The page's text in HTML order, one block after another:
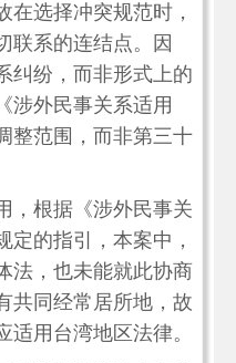
在选择冲突规范时，
联系的连结点。因
纠纷，而非形式上的
涉外民事关系适用
整范围，而非第三十
，根据《涉外民事关
定的指引，本案中，
法，也未能就此协商
共同经常居所地，故
用台湾地区法律。